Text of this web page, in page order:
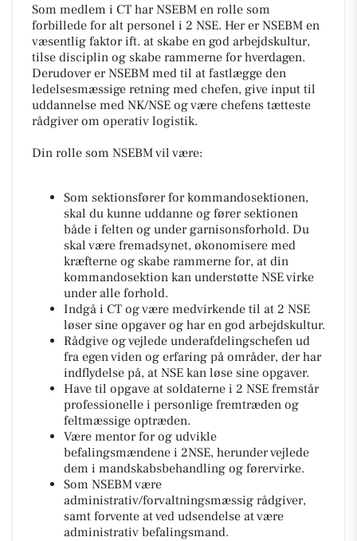
Som medlem i CT har NSEBM en rolle som
forbillede for alt personel i 2 NSE. Her er NSEBM en
væsentlig faktor ift. at skabe en god arbejdskultur,
tilse disciplin og skabe rammerne for hverdagen.
Derudover er NSEBM med til at fastlægge den
ledelsesmæssige retning med chefen, give input til
uddannelse med NK/NSE og være chefens tætteste
rådgiver om operativ logistik.
Din rolle som NSEBM vil være:
Som sektionsfører for kommandosektionen,
skal du kunne uddanne og fører sektionen
både i felten og under garnisonsforhold. Du
skal være fremadsynet, økonomisere med
kræfterne og skabe rammerne for, at din
kommandosektion kan understøtte NSE virke
under alle forhold.
Indgå i CT og være medvirkende til at 2 NSE
løser sine opgaver og har en god arbejdskultur.
Rådgive og vejlede underafdelingschefen ud
fra egen viden og erfaring på områder, der har
indflydelse på, at NSE kan løse sine opgaver.
Have til opgave at soldaterne i 2 NSE fremstår
professionelle i personlige fremtræden og
feltmæssige optræden.
Være mentor for og udvikle
befalingsmændene i 2NSE, herunder vejlede
dem i mandskabsbehandling og førervirke.
Som NSEBM være
administrativ/forvaltningsmæssig rådgiver,
samt forvente at ved udsendelse at være
administrativ befalingsmand.